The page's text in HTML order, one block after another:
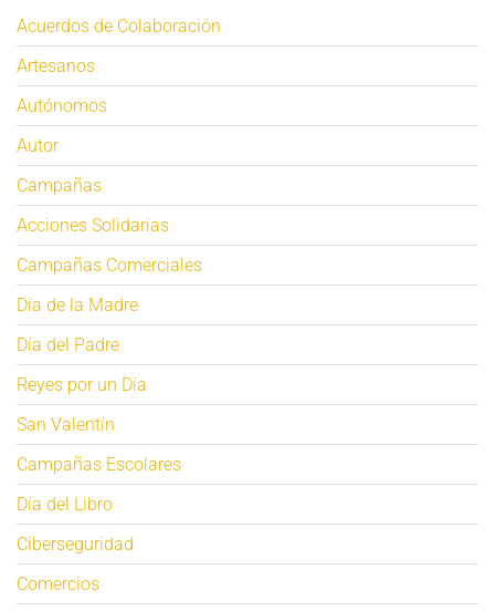
Acuerdos de Colaboración
Artesanos
Autónomos
Autor
Campañas
Acciones Solidarias
Campañas Comerciales
Día de la Madre
Día del Padre
Reyes por un Día
San Valentín
Campañas Escolares
Día del Libro
Ciberseguridad
Comercios